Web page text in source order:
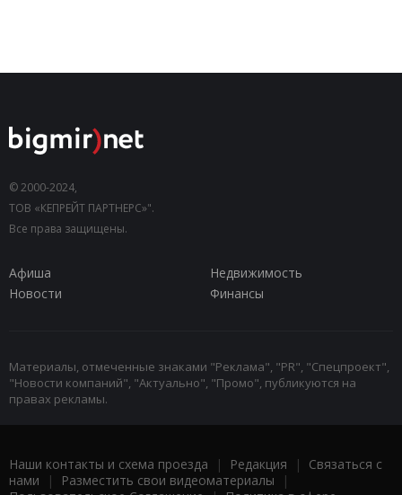
© 2000-2024,
ТОВ «КЕПРЕЙТ ПАРТНЕРС»".
Все права защищены.
Афиша
Недвижимость
Новости
Финансы
Материалы, отмеченные знаками "Реклама", "PR", "Спецпроект",
"Новости компаний", "Актуально", "Промо", публикуются на
правах рекламы.
Наши контакты и схема проезда | Редакция | Связаться с
нами | Разместить свои видеоматериалы |